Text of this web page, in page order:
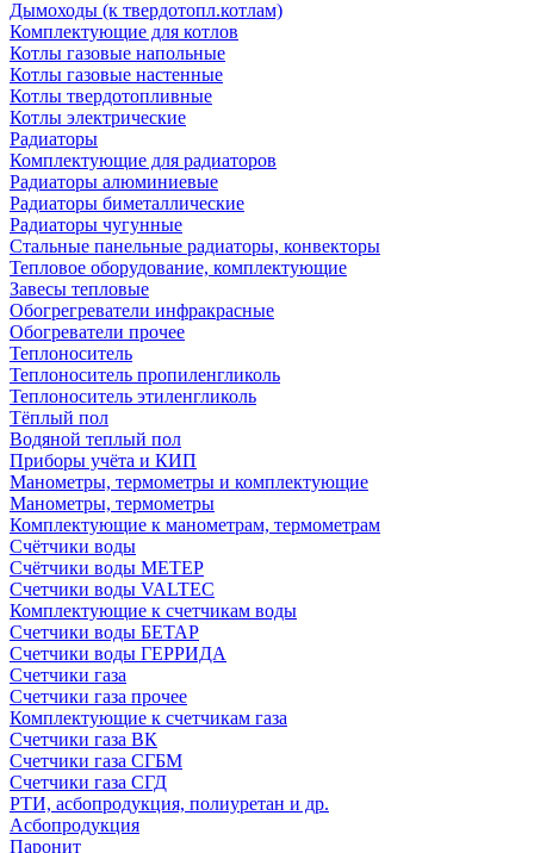
Дымоходы (к твердотопл.котлам)
Комплектующие для котлов
Котлы газовые напольные
Котлы газовые настенные
Котлы твердотопливные
Котлы электрические
Радиаторы
Комплектующие для радиаторов
Радиаторы алюминиевые
Радиаторы биметаллические
Радиаторы чугунные
Стальные панельные радиаторы, конвекторы
Тепловое оборудование, комплектующие
Завесы тепловые
Обогрегреватели инфракрасные
Обогреватели прочее
Теплоноситель
Теплоноситель пропиленгликоль
Теплоноситель этиленгликоль
Тёплый пол
Водяной теплый пол
Приборы учёта и КИП
Манометры, термометры и комплектующие
Манометры, термометры
Комплектующие к манометрам, термометрам
Счётчики воды
Счётчики воды МЕТЕР
Счетчики воды VALTEC
Комплектующие к счетчикам воды
Счетчики воды БЕТАР
Счетчики воды ГЕРРИДА
Счетчики газа
Счетчики газа прочее
Комплектующие к счетчикам газа
Счетчики газа ВК
Счетчики газа СГБМ
Счетчики газа СГД
РТИ, асбопродукция, полиуретан и др.
Асбопродукция
Паронит